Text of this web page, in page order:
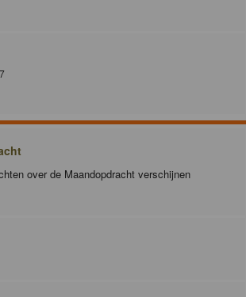
over de Maandopdracht verschijnen